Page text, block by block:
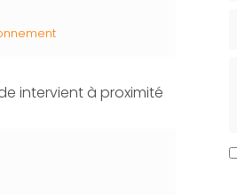
intervient à proximité